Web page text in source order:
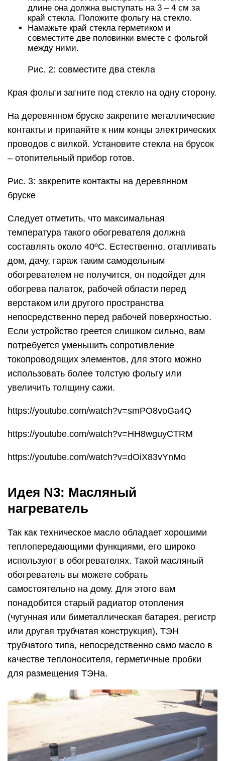
длине она должна выступать на 3 – 4 см за
край стекла. Положите фольгу на стекло.
Намажьте край стекла герметиком и
совместите две половинки вместе с фольгой
между ними.
Рис. 2: совместите два стекла
Края фольги загните под стекло на одну сторону.
На деревянном бруске закрепите металлические
контакты и припаяйте к ним концы электрических
проводов с вилкой. Установите стекла на брусок
– отопительный прибор готов.
Рис. 3: закрепите контакты на деревянном
бруске
Следует отметить, что максимальная
температура такого обогревателя должна
составлять около 40ºС. Естественно, отапливать
дом, дачу, гараж таким самодельным
обогревателем не получится, он подойдет для
обогрева палаток, рабочей области перед
верстаком или другого пространства
непосредственно перед рабочей поверхностью.
Если устройство греется слишком сильно, вам
потребуется уменьшить сопротивление
токопроводящих элементов, для этого можно
использовать более толстую фольгу или
увеличить толщину сажи.
https://youtube.com/watch?v=smPO8voGa4Q
https://youtube.com/watch?v=HH8wguyCTRM
https://youtube.com/watch?v=dOiX83vYnMo
Идея N3: Масляный
нагреватель
Так как техническое масло обладает хорошими
теплопередающими функциями, его широко
используют в обогревателях. Такой масляный
обогреватель вы можете собрать
самостоятельно на дому. Для этого вам
понадобится старый радиатор отопления
(чугунная или биметаллическая батарея, регистр
или другая трубчатая конструкция), ТЭН
трубчатого типа, непосредственно само масло в
качестве теплоносителя, герметичные пробки
для размещения ТЭНа.